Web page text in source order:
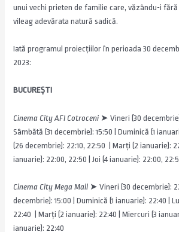
unui vechi prieten de familie care, văzându-i
vileag adevărata natură sadică.
Iată programul proiecțiilor în perioada 30
2023:
BUCUREȘTI
Cinema City AFI Cotroceni ➤ Vineri (30
Sâmbătă (31 decembrie): 15:50 | Duminică (1
(26 decembrie): 22:10, 22:50 | Marți (2 ianuarie):
ianuarie): 22:00, 22:50 | Joi (4 ianuarie): 22:00,
Cinema City Mega Mall ➤ Vineri (30 decembrie):
decembrie): 15:00 | Duminică (1 ianuarie): 22:40 |
22:40 | Marți (2 ianuarie): 22:40 | Miercuri (3
ianuarie): 22:40